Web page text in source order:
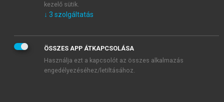
KIPRÓBÁLOM
kezelő sütik.
↓ 3 szolgáltatás
ÖSSZES APP ÁTKAPCSOLÁSA
Használja ezt a kapcsolót az összes alkalmazás
engedélyezéséhez/letiltásához.